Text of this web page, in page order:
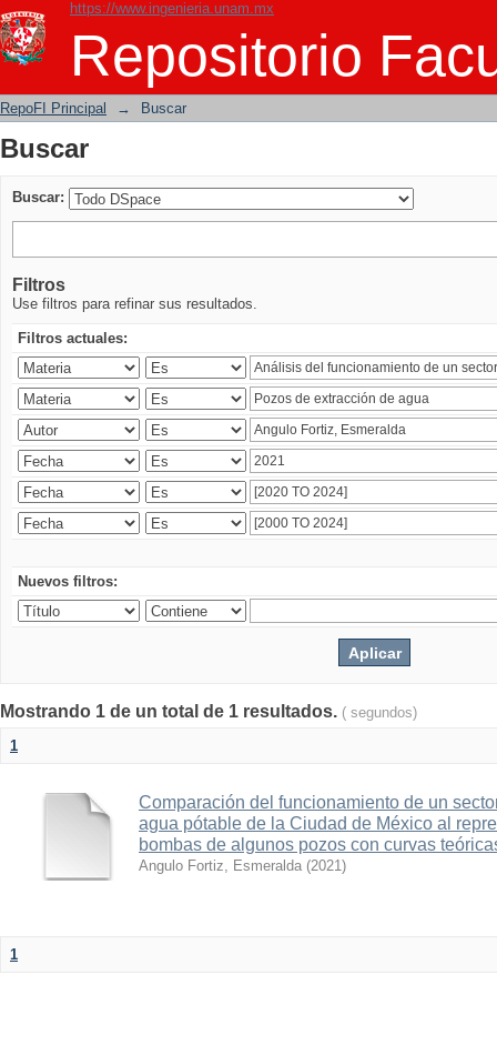
https://www.ingenieria.unam.mx
Repositorio
Buscar
RepoFI Principal → Buscar
Buscar
Buscar:
Filtros
Use filtros para refinar sus resultados.
Filtros actuales:
Nuevos filtros:
Mostrando 1 de un total de 1 resultados. ( segundos)
1
Comparación del funcionamiento de un
agua pótable de la Ciudad de México al
bombas de algunos pozos con curvas
Angulo Fortiz, Esmeralda (2021)
1